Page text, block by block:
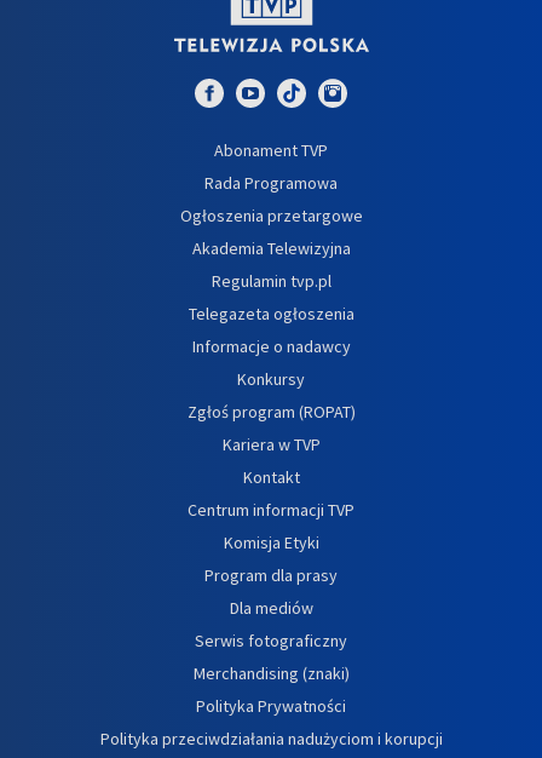
Abonament TVP
Rada Programowa
Ogłoszenia przetargowe
Akademia Telewizyjna
Regulamin tvp.pl
Telegazeta ogłoszenia
Informacje o nadawcy
Konkursy
Zgłoś program (ROPAT)
Kariera w TVP
Kontakt
Centrum informacji TVP
Komisja Etyki
Program dla prasy
Dla mediów
Serwis fotograficzny
Merchandising (znaki)
Polityka Prywatności
Polityka przeciwdziałania nadużyciom i korupcji